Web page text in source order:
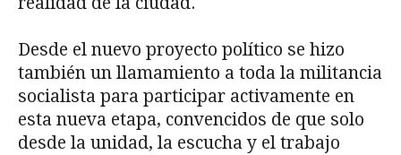
Desde el nuevo proyecto político se hizo
también un llamamiento a toda la militancia
socialista para participar activamente en
esta nueva etapa, convencidos de que solo
desde la unidad, la escucha y el trabajo